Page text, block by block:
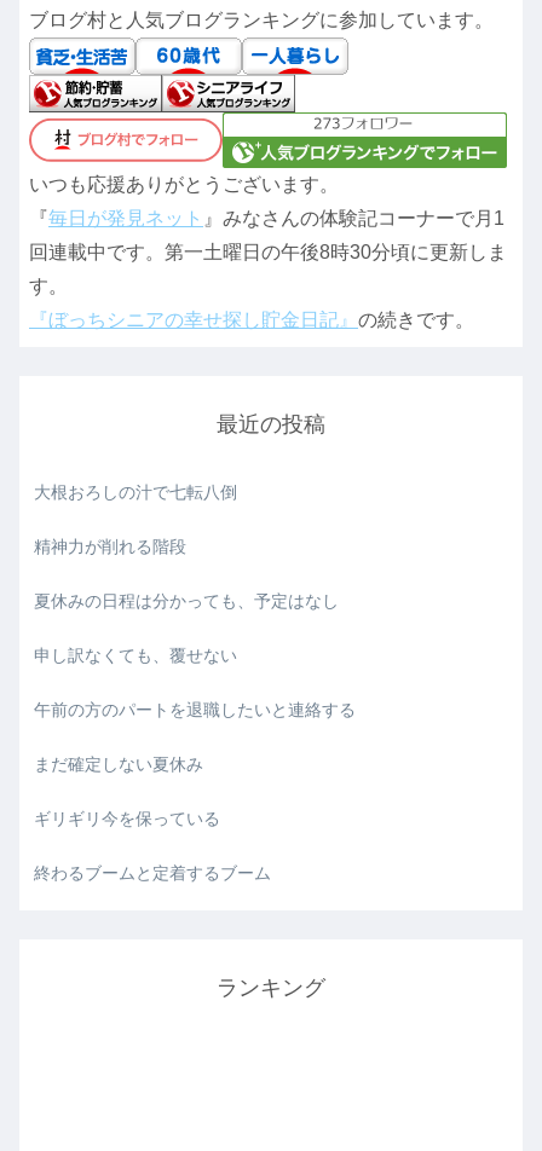
ブログ村と人気ブログランキングに参加しています。
いつも応援ありがとうございます。
『毎日が発見ネット 』みなさんの体験記コーナーで月1
回連載中です。第一土曜日の午後8時30分頃に更新しま
す。
『ぼっちシニアの幸せ探し貯金日記』 の続きです。
最近の投稿
大根おろしの汁で七転八倒
精神力が削れる階段
夏休みの日程は分かっても、予定はなし
申し訳なくても、覆せない
午前の方のパートを退職したいと連絡する
まだ確定しない夏休み
ギリギリ今を保っている
終わるブームと定着するブーム
ランキング